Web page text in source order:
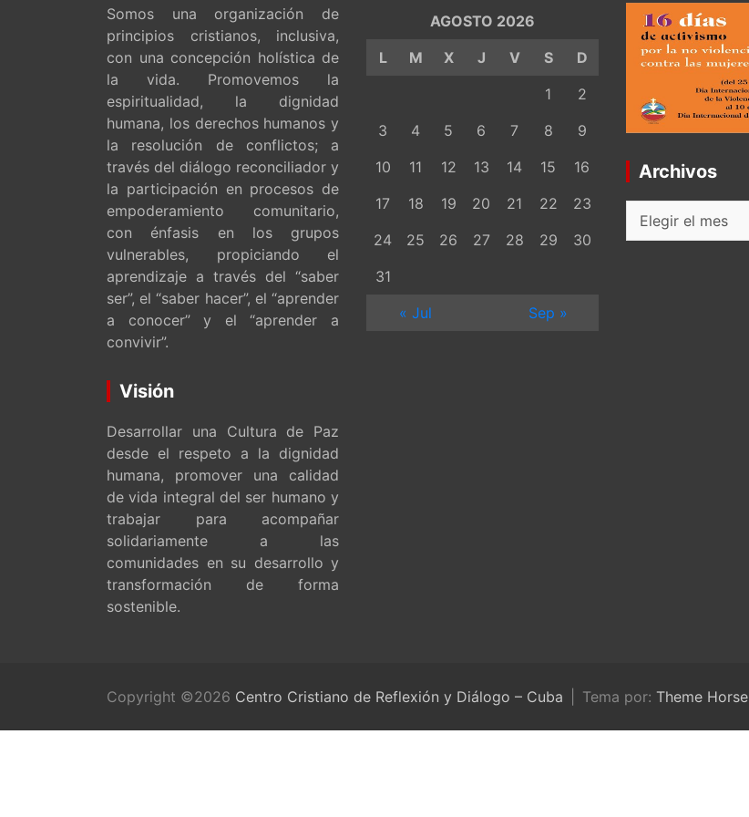
Somos una organización de
principios cristianos, inclusiva,
con una concepción holística de
la vida. Promovemos la
espiritualidad, la dignidad
humana, los derechos humanos y
la resolución de conflictos; a
través del diálogo reconciliador y
la participación en procesos de
empoderamiento comunitario,
con énfasis en los grupos
vulnerables, propiciando el
aprendizaje a través del “saber
ser”, el “saber hacer”, el “aprender
a conocer” y el “aprender a
convivir”.
Visión
Desarrollar una Cultura de Paz
desde el respeto a la dignidad
humana, promover una calidad
de vida integral del ser humano y
trabajar para acompañar
solidariamente a las
comunidades en su desarrollo y
transformación de forma
sostenible.
AGOSTO 2026
L
M X J V S
D
1
2
3
4 5 6 7 8
9
10
11 12 13 14 15
16
17
18 19 20 21 22
23
24
25 26 27 28 29
30
31
« Jul
Sep »
Archivos
Copyright ©2026 Centro Cristiano de Reflexión y Diálogo – Cuba Tema por: Theme Horse